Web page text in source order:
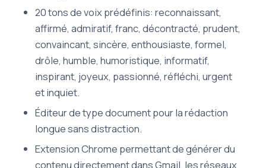
20 tons de voix prédéfinis: reconnaissant,
affirmé, admiratif, franc, décontracté, prudent,
convaincant, sincère, enthousiaste, formel,
drôle, humble, humoristique, informatif,
inspirant, joyeux, passionné, réfléchi, urgent
et inquiet.
Éditeur de type document pour la rédaction
longue sans distraction.
Extension Chrome permettant de générer du
contenu directement dans Gmail, les réseaux